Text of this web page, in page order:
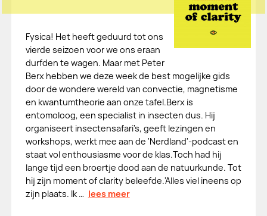
Fysica! Het heeft geduurd tot ons
vierde seizoen voor we ons eraan
durfden te wagen. Maar met Peter
Berx hebben we deze week de best mogelijke gids
door de wondere wereld van convectie, magnetisme
en kwantumtheorie aan onze tafel.Berx is
entomoloog, een specialist in insecten dus. Hij
organiseert insectensafari's, geeft lezingen en
workshops, werkt mee aan de 'Nerdland'-podcast en
staat vol enthousiasme voor de klas.Toch had hij
lange tijd een broertje dood aan de natuurkunde. Tot
hij zijn moment of clarity beleefde.'Alles viel ineens op
zijn plaats. Ik … lees meer